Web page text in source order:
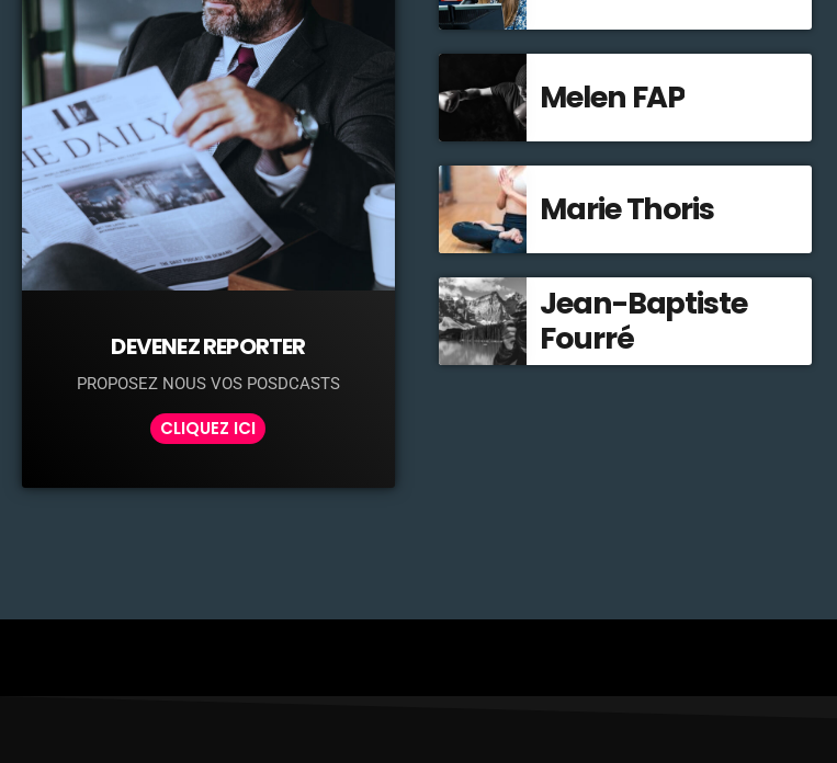
DEVENEZ REPORTER
PROPOSEZ NOUS VOS POSDCASTS
CLIQUEZ ICI
Melen FAP
Marie Thoris
Jean-Baptiste
Fourré